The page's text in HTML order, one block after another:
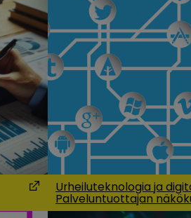
(Opens in a new window)
Urheiluteknologia ja
Palveluntuottajan